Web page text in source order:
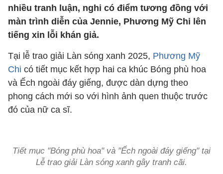
nhiều tranh luận, nghi có điểm tương đồng với
màn trình diễn của Jennie, Phương Mỹ Chi lên
tiếng xin lỗi khán giả.
Tại lễ trao giải Làn sóng xanh 2025, Phương Mỹ
Chi có tiết mục kết hợp hai ca khúc Bóng phù hoa
và Ếch ngoài đáy giếng, được dàn dựng theo
phong cách mới so với hình ảnh quen thuộc trước
đó của nữ ca sĩ.
Tiết mục "Bóng phù hoa" và "Ếch ngoài đáy giếng" tại
Lễ trao giải Làn sóng xanh gây tranh cãi.